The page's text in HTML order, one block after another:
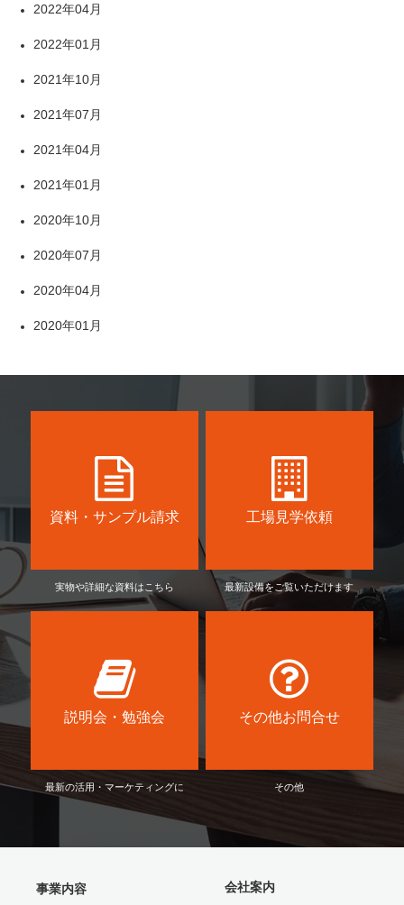
2022年04月
2022年01月
2021年10月
2021年07月
2021年04月
2021年01月
2020年10月
2020年07月
2020年04月
2020年01月
資料・サンプル請求
実物や詳細な資料はこちら
工場見学依頼
最新設備をご覧いただけます
説明会・勉強会
最新の活用・マーケティングに
その他お問合せ
その他
事業内容
会社案内